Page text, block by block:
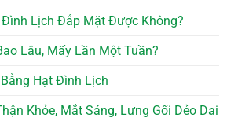
Đình Lịch Đắp Mặt Được Không?
Lâu, Mấy Lần Một Tuần?
Hạt Đình Lịch
Khỏe, Mắt Sáng, Lưng Gối Dẻo Dai